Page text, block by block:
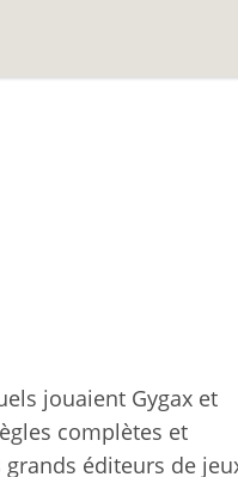
jouaient Gygax et
complètes et
éditeurs de